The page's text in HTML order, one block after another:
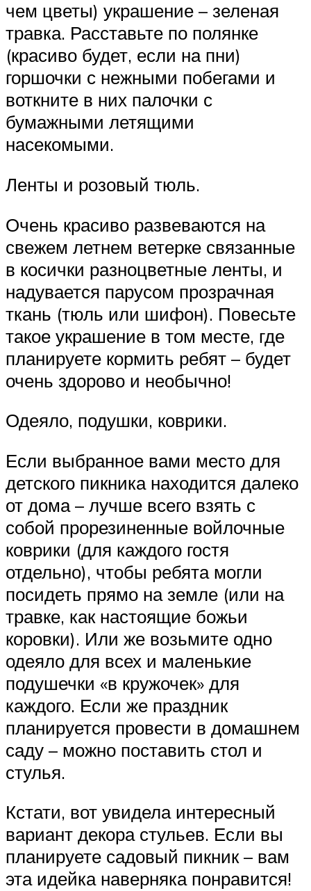
чем цветы) украшение – зеленая
травка. Расставьте по полянке
(красиво будет, если на пни)
горшочки с нежными побегами и
воткните в них палочки с
бумажными летящими
насекомыми.
Ленты и розовый тюль.
Очень красиво развеваются на
свежем летнем ветерке связанные
в косички разноцветные ленты, и
надувается парусом прозрачная
ткань (тюль или шифон). Повесьте
такое украшение в том месте, где
планируете кормить ребят – будет
очень здорово и необычно!
Одеяло, подушки, коврики.
Если выбранное вами место для
детского пикника находится далеко
от дома – лучше всего взять с
собой прорезиненные войлочные
коврики (для каждого гостя
отдельно), чтобы ребята могли
посидеть прямо на земле (или на
травке, как настоящие божьи
коровки). Или же возьмите одно
одеяло для всех и маленькие
подушечки «в кружочек» для
каждого. Если же праздник
планируется провести в домашнем
саду – можно поставить стол и
стулья.
Кстати, вот увидела интересный
вариант декора стульев. Если вы
планируете садовый пикник – вам
эта идейка наверняка понравится!